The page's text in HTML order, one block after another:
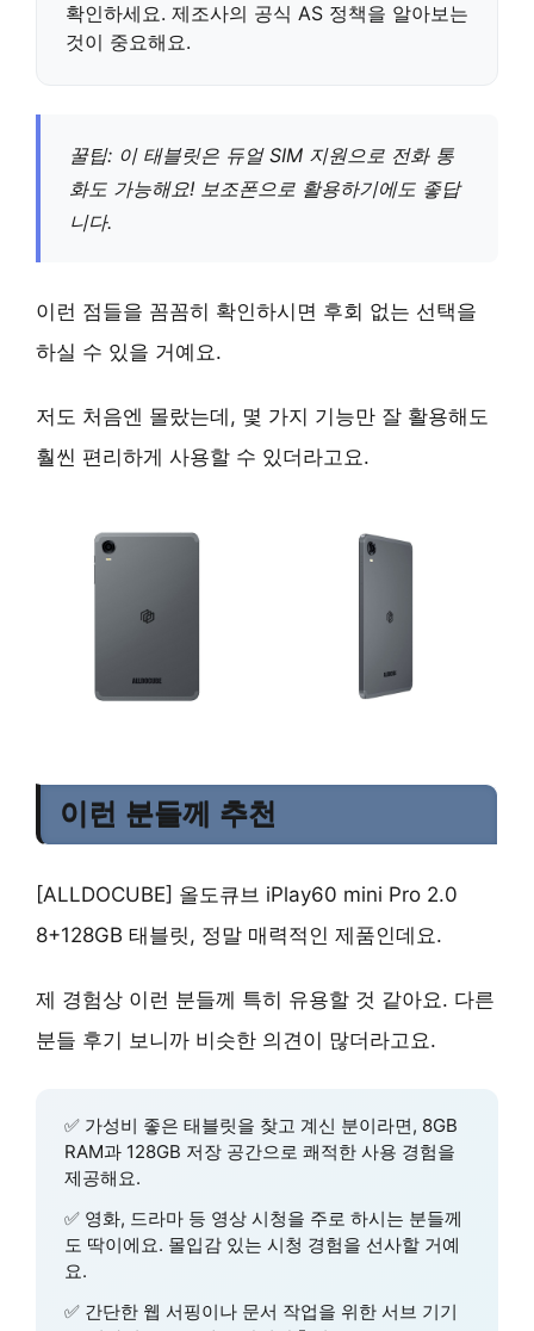
확인하세요. 제조사의 공식 AS 정책을 알아보는
것이 중요해요.
꿀팁: 이 태블릿은 듀얼 SIM 지원으로 전화 통
화도 가능해요! 보조폰으로 활용하기에도 좋답
니다.
이런 점들을 꼼꼼히 확인하시면 후회 없는 선택을
하실 수 있을 거예요.
저도 처음엔 몰랐는데, 몇 가지 기능만 잘 활용해도
훨씬 편리하게 사용할 수 있더라고요.
이런 분들께 추천
[ALLDOCUBE] 올도큐브 iPlay60 mini Pro 2.0
8+128GB 태블릿, 정말 매력적인 제품인데요.
제 경험상 이런 분들께 특히 유용할 것 같아요. 다른
분들 후기 보니까 비슷한 의견이 많더라고요.
✅ 가성비 좋은 태블릿을 찾고 계신 분이라면, 8GB
RAM과 128GB 저장 공간으로 쾌적한 사용 경험을
제공해요.
✅ 영화, 드라마 등 영상 시청을 주로 하시는 분들께
도 딱이에요. 몰입감 있는 시청 경험을 선사할 거예
요.
✅ 간단한 웹 서핑이나 문서 작업을 위한 서브 기기